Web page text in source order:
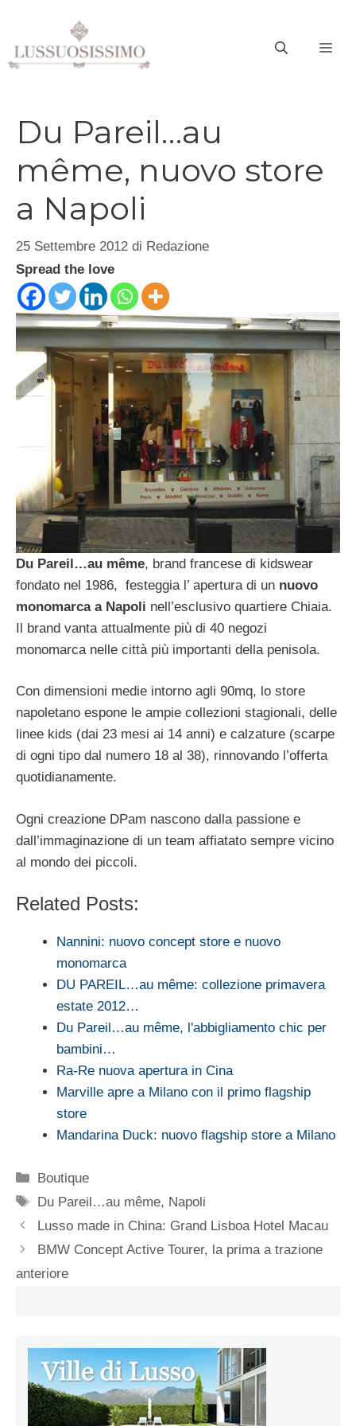
contenuto
Du Pareil…au
même, nuovo store
a Napoli
25 Settembre 2012 di Redazione
Spread the love
Du Pareil…au même, brand francese di kidswear
fondato nel 1986, festeggia l’ apertura di un nuovo
monomarca a Napoli nell’esclusivo quartiere Chiaia.
Il brand vanta attualmente più di 40 negozi
monomarca nelle città più importanti della penisola.
Con dimensioni medie intorno agli 90mq, lo store
napoletano espone le ampie collezioni stagionali, delle
linee kids (dai 23 mesi ai 14 anni) e calzature (scarpe
di ogni tipo dal numero 18 al 38), rinnovando l’offerta
quotidianamente.
Ogni creazione DPam nascono dalla passione e
dall’immaginazione di un team affiatato sempre vicino
al mondo dei piccoli.
Related Posts:
Nannini: nuovo concept store e nuovo
monomarca
DU PAREIL…au même: collezione primavera
estate 2012…
Du Pareil…au même, l'abbigliamento chic per
bambini…
Ra-Re nuova apertura in Cina
Marville apre a Milano con il primo flagship
store
Mandarina Duck: nuovo flagship store a Milano
Categorie
Boutique
Tag
Du Pareil…au même, Napoli
Lusso made in China: Grand Lisboa Hotel Macau
BMW Concept Active Tourer, la prima a trazione
anteriore